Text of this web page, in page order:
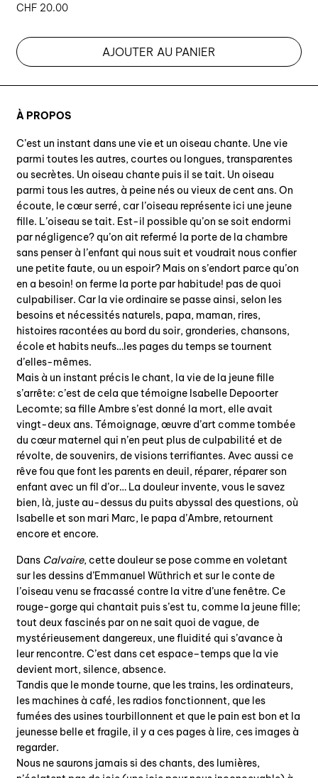
À PROPOS
C’est un instant dans une vie et un oiseau chante. Une vie
parmi toutes les autres, courtes ou longues, transparentes
ou secrètes. Un oiseau chante puis il se tait. Un oiseau
parmi tous les autres, à peine nés ou vieux de cent ans. On
écoute, le cœur serré, car l’oiseau représente ici une jeune
fille. L’oiseau se tait. Est-il possible qu’on se soit endormi
par négligence? qu’on ait refermé la porte de la chambre
sans penser à l’enfant qui nous suit et voudrait nous confier
une petite faute, ou un espoir? Mais on s’endort parce qu’on
en a besoin! on ferme la porte par habitude! pas de quoi
culpabiliser. Car la vie ordinaire se passe ainsi, selon les
besoins et nécessités naturels, papa, maman, rires,
histoires racontées au bord du soir, gronderies, chansons,
école et habits neufs…les pages du temps se tournent
d’elles-mêmes.
Mais à un instant précis le chant, la vie de la jeune fille
s’arrête: c’est de cela que témoigne Isabelle Depoorter
Lecomte; sa fille Ambre s’est donné la mort, elle avait
vingt-deux ans. Témoignage, œuvre d’art comme tombée
du cœur maternel qui n’en peut plus de culpabilité et de
révolte, de souvenirs, de visions terrifiantes. Avec aussi ce
rêve fou que font les parents en deuil, réparer, réparer son
enfant avec un fil d’or… La douleur invente, vous le savez
bien, là, juste au-dessus du puits abyssal des questions, où
Isabelle et son mari Marc, le papa d’Ambre, retournent
encore et encore.
Dans Calvaire, cette douleur se pose comme en voletant
sur les dessins d’Emmanuel Wüthrich et sur le conte de
l’oiseau venu se fracassé contre la vitre d’une fenêtre. Ce
rouge-gorge qui chantait puis s’est tu, comme la jeune fille;
tout deux fascinés par on ne sait quoi de vague, de
mystérieusement dangereux, une fluidité qui s’avance à
leur rencontre. C’est dans cet espace–temps que la vie
devient mort, silence, absence.
Tandis que le monde tourne, que les trains, les ordinateurs,
les machines à café, les radios fonctionnent, que les
fumées des usines tourbillonnent et que le pain est bon et la
jeunesse belle et fragile, il y a ces pages à lire, ces images à
regarder.
Nous ne saurons jamais si des chants, des lumières,
CHF 20.00
AJOUTER AU PANIER